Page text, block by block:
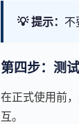
💡 提示： 不
第四步：测
在正式使用前
互。